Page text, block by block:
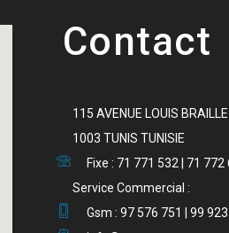
Contact
115 AVENUE LOUIS
1003 TUNIS TUNISIE
Fixe : 71 771 532 | 71 772
Service Commercial :
Gsm : 97 576 751 | 99